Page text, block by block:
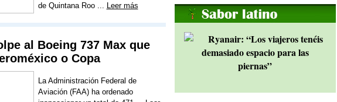
de Quintana Roo ... Leer más
al Boeing 737 Max que
o Copa
La Administración Federal de
Aviación (FAA) ha ordenado
Ryanair: “Los viajeros tenéis
demasiado espacio para las
piernas”